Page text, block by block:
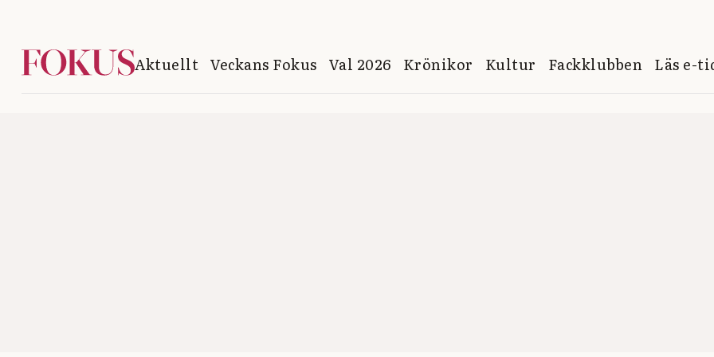
Aktuellt Veckans Fokus Val 2026 Krönikor Kultur Fackklubben Läs e-